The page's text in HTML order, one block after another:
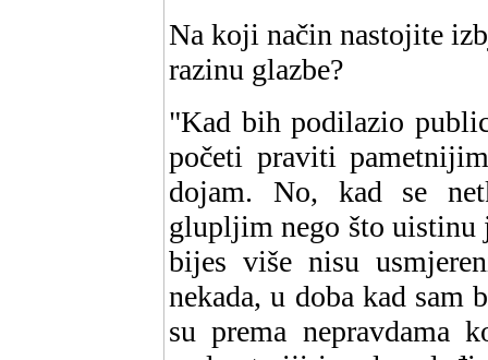
Na koji način nastojite
razinu glazbe?
"Kad bih podilazio
početi praviti
dojam. No, kad se
glupljim nego što uistinu
bijes više nisu
nekada, u doba kad sam
su prema nepravdama